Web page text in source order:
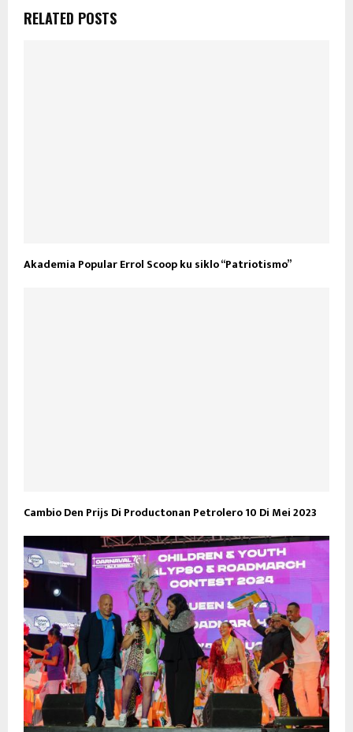
RELATED POSTS
Akademia Popular Errol Scoop ku siklo “Patriotismo”
Cambio Den Prijs Di Productonan Petrolero 10 Di Mei 2023